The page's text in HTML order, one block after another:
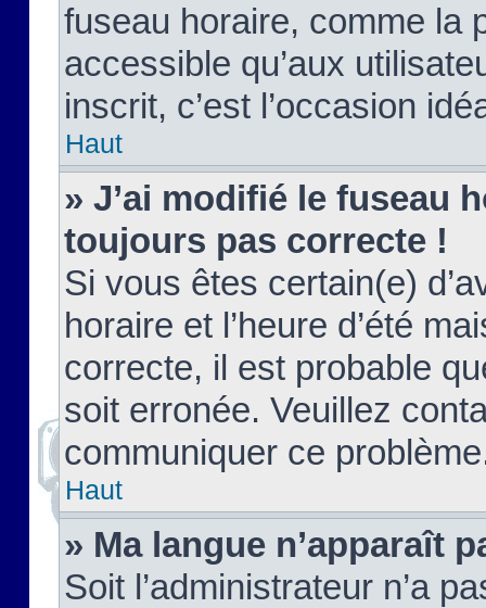
fuseau horaire, comme la
accessible qu’aux
inscrit, c’est l’occasion
Haut
» J’ai modifié le fuseau
toujours pas correcte !
Si vous êtes certain(e)
horaire et l’heure d’été
correcte, il est probable
soit erronée. Veuillez
communiquer ce
Haut
» Ma langue n’apparaît
Soit l’administrateur n’a